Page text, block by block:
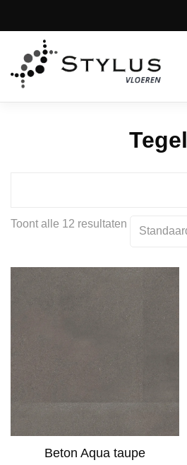
Tegel
Productcategorieën
Traditionele backing (8)
Product Kleur
Product Kleurfamilie
Toont alle 12 resultaten
Beton Aqua taupe